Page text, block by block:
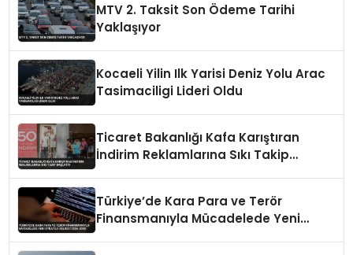
MTV 2. Taksit Son Ödeme Tarihi
Yaklaşıyor
Kocaeli Yilin Ilk Yarisi Deniz Yolu Arac
Tasimaciligi Lideri Oldu
Ticaret Bakanlığı Kafa Karıştıran
İndirim Reklamlarına Sıkı Takip
Türkiye’de Kara Para ve Terör
Finansmanıyla Mücadelede Yeni